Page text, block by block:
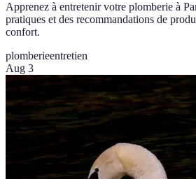
Apprenez à entretenir votre plomberie à
pratiques et des recommandations de
confort.
plomberieentretien
Aug 3